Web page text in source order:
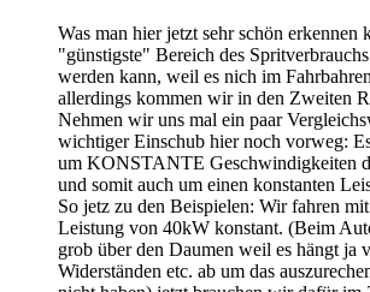
Was man hier jetzt sehr schön erkennen
"günstigste" Bereich des
werden kann, weil es nich im
allerdings kommen wir in den Zweiten
Nehmen wir uns mal ein paar
wichtiger Einschub hier noch vorweg:
um KONSTANTE Geschwindigkeiten
und somit auch um einen konstanten
So jetz zu den Beispielen: Wir fahren
Leistung von 40kW konstant. (Beim
grob über den Daumen weil es hängt ja
Widerständen etc. ab um das